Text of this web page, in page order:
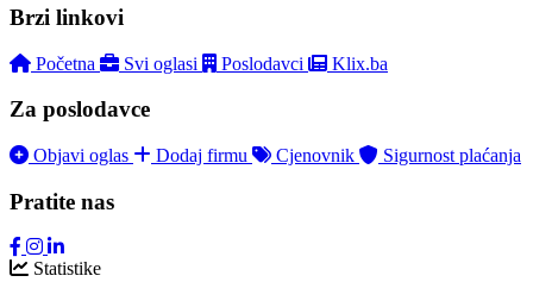
Brzi linkovi
Početna Svi oglasi Poslodavci Klix.ba
Za poslodavce
Objavi oglas Dodaj firmu Cjenovnik Sigurnost plaćanja
Pratite nas
Statistike